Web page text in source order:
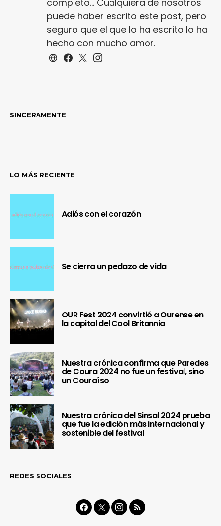
completo... Cualquiera de nosotros
puede haber escrito este post, pero
seguro que el que lo ha escrito lo ha
hecho con mucho amor.
SINCERAMENTE
LO MÁS RECIENTE
Adiós con el corazón
Se cierra un pedazo de vida
OUR Fest 2024 convirtió a Ourense en
la capital del Cool Britannia
Nuestra crónica confirma que Paredes
de Coura 2024 no fue un festival, sino
un Couraíso
Nuestra crónica del Sinsal 2024 prueba
que fue la edición más internacional y
sostenible del festival
REDES SOCIALES